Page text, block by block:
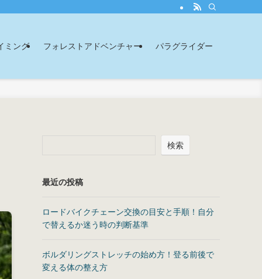
ミング フォレストアドベンチャー パラグライダー
検索
最近の投稿
ロードバイクチェーン交換の目安と手順！自分
で替えるか迷う時の判断基準
ボルダリングストレッチの始め方！登る前後で
変える体の整え方